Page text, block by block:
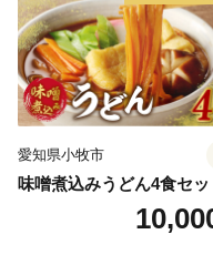
を策定。
2012(平成24)年
「日本で最も美しい村
妥協しない景観づくり
【天然記念物 歌才ブナ
市街地からわずか2km
「歌才ブナ林」（
愛知県小牧市
味噌煮込みうどん4食セッ